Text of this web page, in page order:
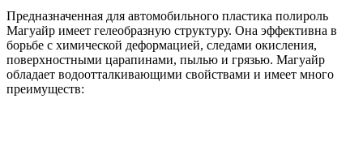
Предназначенная для автомобильного пластика полироль
Магуайр имеет гелеобразную структуру. Она эффективна в
борьбе с химической деформацией, следами окисления,
поверхностными царапинами, пылью и грязью. Магуайр
обладает водоотталкивающими свойствами и имеет много
преимуществ: